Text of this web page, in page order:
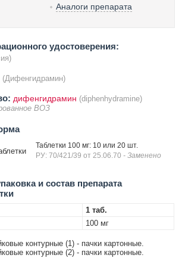
Аналоги препарата
удостоверения:
(Дифенгидрамин)
дифенгидрамин (diphenhydramine)
ВОЗ
Таблетки 100 мг: 10 или 20 шт.
РУ: 70/421/39 от 25.06.70 - Заменено
и состав препарата
1 таб.
100 мг
контурные (1) - пачки картонные.
контурные (2) - пачки картонные.